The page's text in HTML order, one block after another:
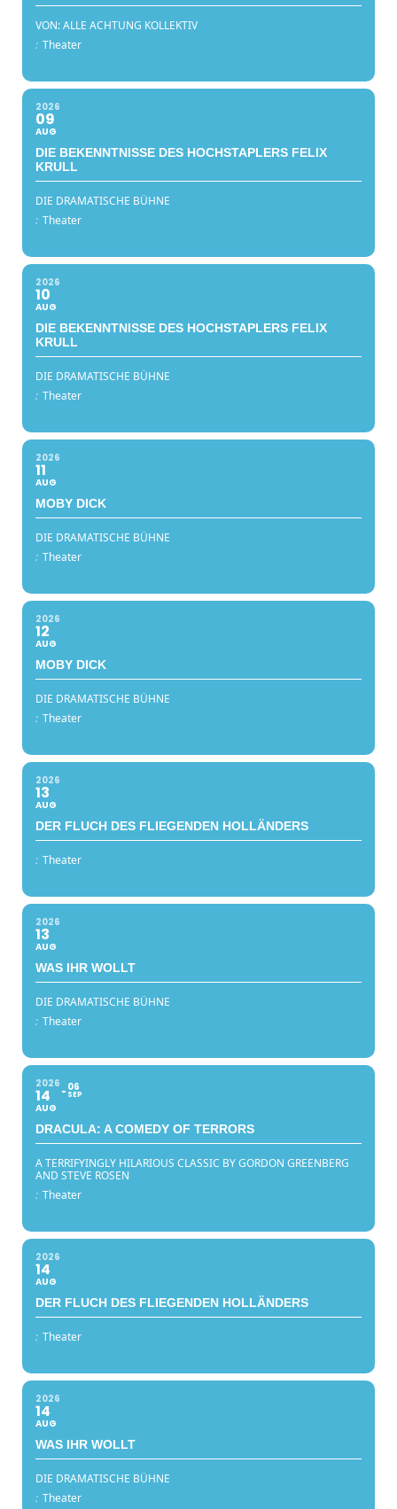
VON: ALLE ACHTUNG KOLLEKTIV
: Theater
2026
09
AUG
DIE BEKENNTNISSE DES HOCHSTAPLERS FELIX
KRULL
DIE DRAMATISCHE BÜHNE
: Theater
2026
10
AUG
DIE BEKENNTNISSE DES HOCHSTAPLERS FELIX
KRULL
DIE DRAMATISCHE BÜHNE
: Theater
2026
11
AUG
MOBY DICK
DIE DRAMATISCHE BÜHNE
: Theater
2026
12
AUG
MOBY DICK
DIE DRAMATISCHE BÜHNE
: Theater
2026
13
AUG
DER FLUCH DES FLIEGENDEN HOLLÄNDERS
: Theater
2026
13
AUG
WAS IHR WOLLT
DIE DRAMATISCHE BÜHNE
: Theater
2026
14
AUG
06
SEP
DRACULA: A COMEDY OF TERRORS
A TERRIFYINGLY HILARIOUS CLASSIC BY GORDON GREENBERG
AND STEVE ROSEN
: Theater
2026
14
AUG
DER FLUCH DES FLIEGENDEN HOLLÄNDERS
: Theater
2026
14
AUG
WAS IHR WOLLT
DIE DRAMATISCHE BÜHNE
: Theater